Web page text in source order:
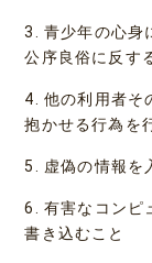
3. 青少年の心身
公序良俗に反す
4. 他の利用者そ
抱かせる行為を
5. 虚偽の情報を
6. 有害なコンピ
書き込むこと